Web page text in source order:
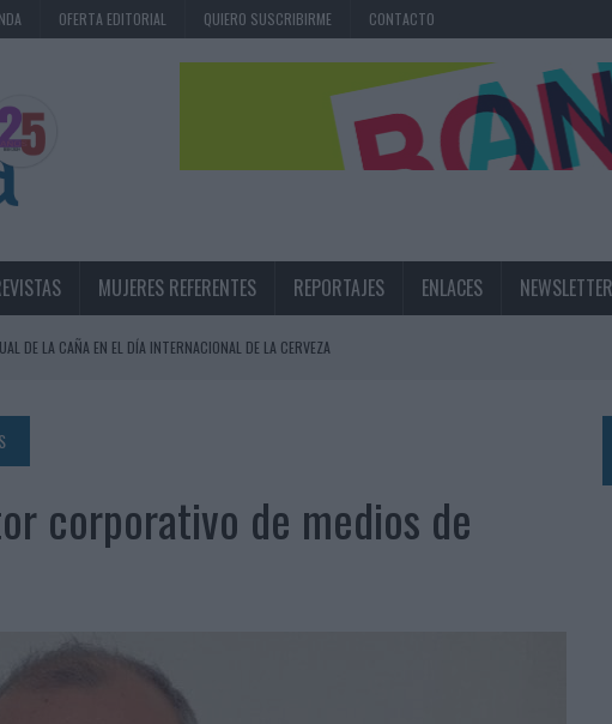
OFERTA EDITORIAL QUIERO SUSCRIBIRME CONTACTO
MUJERES REFERENTES REPORTAJES ENLACES NEWSLETTER
DE LA CAÑA EN EL DÍA INTERNACIONAL DE LA CERVEZA
DE LAS MARCAS
CON IA
PONDRÁ A PRUEBA LA CREATIVIDAD DE LAS MARCAS
DE MEDIOS EN VERANO Y SUPERA AL MÓVIL COMO DISPOSITIVO MÁS UTILIZADO
62% DE LOS ESPAÑOLES
corporativo de medios de